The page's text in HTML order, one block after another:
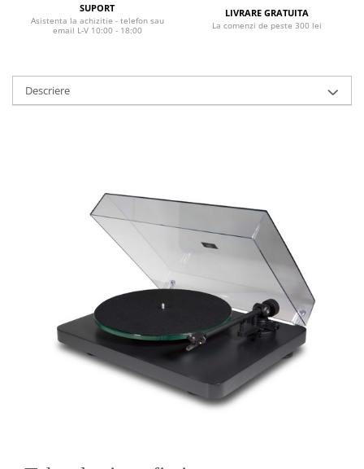
SUPORT
Asistenta la achizitie - telefon sau
email L-V 10:00 - 18:00
LIVRARE GRATUITA
La comenzi de peste 300 lei
Descriere